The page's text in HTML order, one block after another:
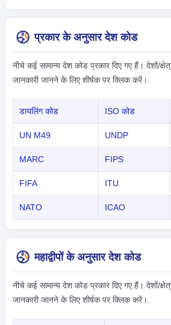
प्रकार के अनुसार देश कोड
नीचे कई सामान्य देश कोड प्रकार दिए गए हैं। देशों/
जानकारी जानने के लिए शीर्षक पर क्लिक करें।.
डायलिंग कोड ISO कोड
UN M49 UNDP
MARC FIPS
FIFA ITU
NATO ICAO
महाद्वीपों के अनुसार देश कोड
नीचे कई सामान्य देश कोड प्रकार दिए गए हैं। देशों/
जानकारी जानने के लिए शीर्षक पर क्लिक करें।.